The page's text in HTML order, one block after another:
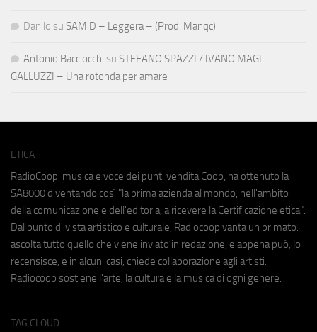
Danilo su SAM D – Leggera – (Prod. Manqc)
Antonio Bacciocchi su STEFANO SPAZZI / IVANO MAGI
GALLUZZI – Una rotonda per amare
ETICA
RadioCoop, musica e voce dei punti vendita Coop, ha ottenuto la
SA8000 diventando così "la prima azienda al mondo, nell'ambito
della comunicazione e dell'editoria, a ricevere la Certificazione etica".
Dal punto di vista artistico e culturale, Radiocoop vanta un primato:
ascolta tutto quello che viene inviato in redazione, e appena può, lo
recensisce, e in alcuni casi, chiede collaborazione agli artisti.
Radiocoop sostiene l'arte, la cultura e la musica di ogni genere.
TAG CLOUD